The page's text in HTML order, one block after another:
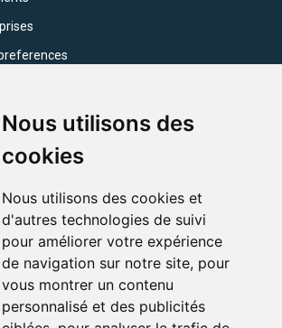
Nous utilisons des
cookies
Nous utilisons des cookies et
d'autres technologies de suivi
pour améliorer votre expérience
de navigation sur notre site, pour
vous montrer un contenu
personnalisé et des publicités
Brusselslife Team
de 12 000 adresses et événements
sections de BrusselsLife.be et découvrez
et un grand choix d'événements,
conseils et astuces de notre écriture.